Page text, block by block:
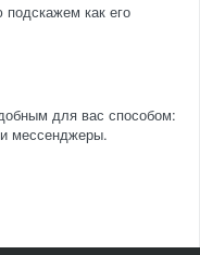
как его
для вас способом:
мессенджеры.